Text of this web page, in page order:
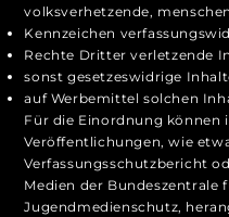
volksverhetzende,
Kennzeichen
Rechte Dritter verletzende
sonst gesetzeswidrige
auf Werbemittel solchen
Für die Einordnung können
Veröffentlichungen, wie
Verfassungsschutzbericht
Medien der Bundeszentrale
Jugendmedienschutz,